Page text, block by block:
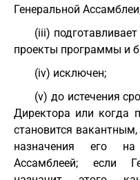
Генеральной
(iii)
проекты программы и
(iv) исключен;
(v) до истечения
Директора или когда
становится
назначения его
Ассамблеей; если